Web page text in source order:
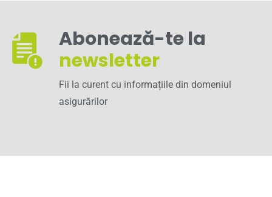
Abonează-te la
newsletter
Fii la curent cu informațiile din domeniul
asigurărilor